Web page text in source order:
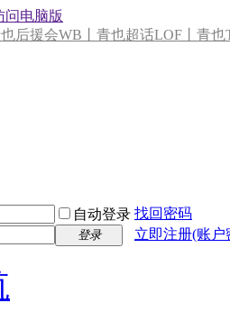
问电脑版
后援会WB丨青也超话LOF丨青也
自动登录 找回密码
登录 立即注册(账